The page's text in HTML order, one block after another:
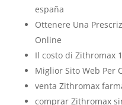
españa
Ottenere Una
Online
Il costo di Zithromax
Miglior Sito Web Per
venta Zithromax
comprar Zithromax